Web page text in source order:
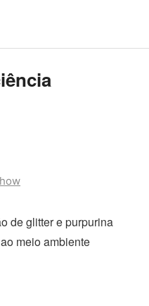
de glitter e purpurina
meio ambiente